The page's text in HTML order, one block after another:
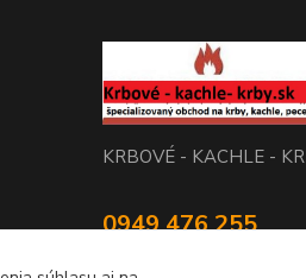
KRBOVÉ - KACHLE -
0949 476 255